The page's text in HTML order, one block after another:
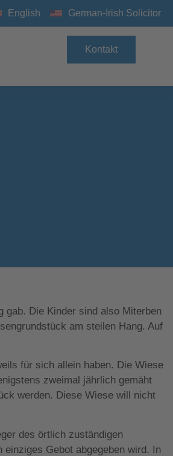
English German-Irish Solicitor
Kontakt
gab. Die Kinder sind also Miterben
am steilen Hang. Auf
für sich allein haben. Die Wiese
zweimal jährlich gemäht
werden. Diese Wiese will nicht
des örtlich zuständigen
Gebot abgegeben wird. In